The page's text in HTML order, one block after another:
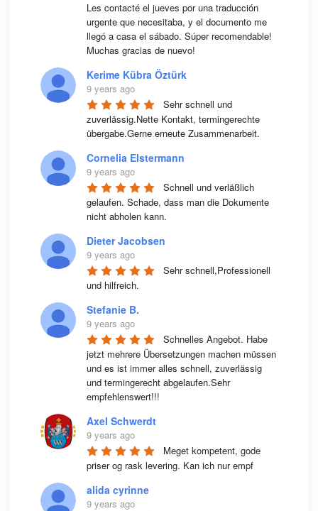
Les contacté el jueves por una traducción
urgente que necesitaba, y el documento me
llegó a casa el sábado. Súper recomendable!
Muchas gracias de nuevo!
Kerime Kübra Öztürk
9 years ago
Sehr schnell und
zuverlässig.Nette Kontakt, termingerechte
übergabe.Gerne erneute Zusammenarbeit.
Cornelia Elstermann
9 years ago
Schnell und verläßlich
gelaufen. Schade, dass man die Dokumente
nicht abholen kann.
Dieter Jacobsen
9 years ago
Sehr schnell,Professionell
und hilfreich.
Stefanie B.
9 years ago
Schnelles Angebot. Habe
jetzt mehrere Übersetzungen machen müssen
und es ist immer alles schnell, zuverlässig
und termingerecht abgelaufen.Sehr
empfehlenswert!!!
Axel Schwerdt
9 years ago
Meget kompetent, gode
priser og rask levering. Kan ich nur empf
alida cyrinne
9 years ago